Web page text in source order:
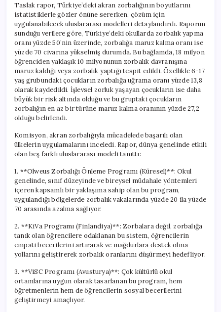
Taslak rapor, Türkiye’deki akran zorbalığının boyutlarını
istatistiklerle gözler önüne sererken, çözüm için
uygulanabilecek uluslararası modelleri detaylandırdı. Raporun
sunduğu verilere göre, Türkiye’deki okullarda zorbalık yapma
oranı yüzde 50’nin üzerinde, zorbalığa maruz kalma oranı ise
yüzde 70 civarına yükselmiş durumda. Bu bağlamda, 18 milyon
öğrenciden yaklaşık 10 milyonunun zorbalık davranışına
maruz kaldığı veya zorbalık yaptığı tespit edildi. Özellikle 6-17
yaş grubundaki çocukların zorbalığa uğrama oranı yüzde 13,8
olarak kaydedildi. İşlevsel zorluk yaşayan çocukların ise daha
büyük bir risk altında olduğu ve bu gruptaki çocukların
zorbalığın en az bir türüne maruz kalma oranının yüzde 27,2
olduğu belirlendi.
Komisyon, akran zorbalığıyla mücadelede başarılı olan
ülkelerin uygulamalarını inceledi. Rapor, dünya genelinde etkili
olan beş farklı uluslararası modeli tanıttı:
1. **Olweus Zorbalığı Önleme Programı (Küresel)**: Okul
genelinde, sınıf düzeyinde ve bireysel müdahale yöntemleri
içeren kapsamlı bir yaklaşıma sahip olan bu program,
uygulandığı bölgelerde zorbalık vakalarında yüzde 20 ila yüzde
70 arasında azalma sağlıyor.
2. **KiVa Programı (Finlandiya)**: Zorbalara değil, zorbalığa
tanık olan öğrencilere odaklanan bu sistem, öğrencilerin
empati becerilerini artırarak ve mağdurlara destek olma
yollarını geliştirerek zorbalık oranlarını düşürmeyi hedefliyor.
3. **ViSC Programı (Avusturya)**: Çok kültürlü okul
ortamlarına uygun olarak tasarlanan bu program, hem
öğretmenlerin hem de öğrencilerin sosyal becerilerini
geliştirmeyi amaçlıyor.